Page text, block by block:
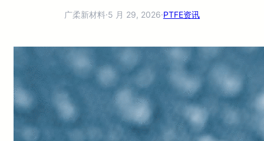
广柔新材料·5 月 29, 2026·PTFE资讯